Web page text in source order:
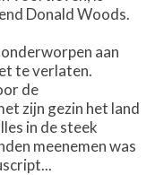
Donald Woods.
aan
te verlaten.
de
zijn gezin het land
in de steek
meenemen was